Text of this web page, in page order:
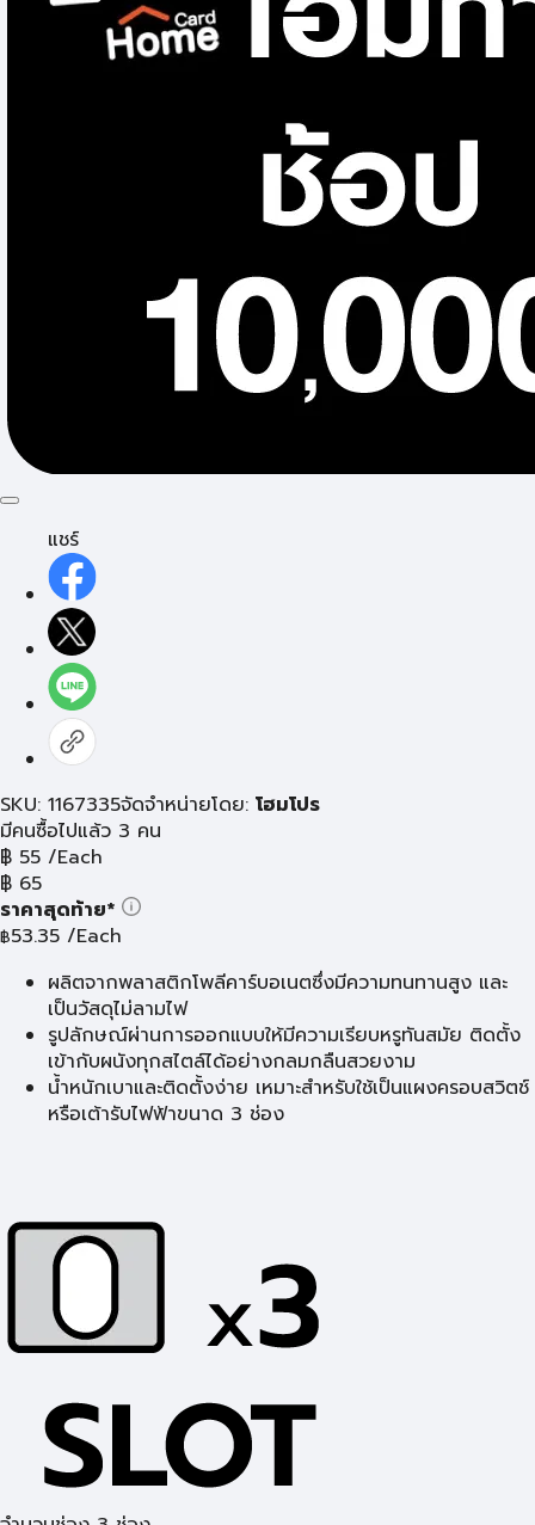
แชร์
SKU: 1167335จัดจำหน่ายโดย: โฮมโปร
มีคนซื้อไปแล้ว 3 คน
฿ 55 /Each
฿ 65
ราคาสุดท้าย*
฿53.35 /Each
ผลิตจากพลาสติกโพลีคาร์บอเนตซึ่งมีความทนทานสูง และ
เป็นวัสดุไม่ลามไฟ
รูปลักษณ์ผ่านการออกแบบให้มีความเรียบหรูทันสมัย ติดตั้ง
เข้ากับผนังทุกสไตล์ได้อย่างกลมกลืนสวยงาม
น้ำหนักเบาและติดตั้งง่าย เหมาะสำหรับใช้เป็นแผงครอบสวิตช์
หรือเต้ารับไฟฟ้าขนาด 3 ช่อง